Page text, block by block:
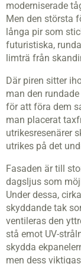
moderniserade
Men den största
långa pir som
futuristiska,
limträ från
Där piren sitter
man den
för att föra dem
man placerat
utrikesresenärer
utrikes på det
Fasaden är till
dagsljus som
Under dessa,
skyddande tak
ventileras den
stå emot UV-
skydda
men dess